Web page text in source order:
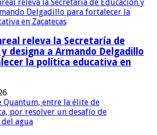
releva la Secretaría de
y designa a Armando Delgadillo
la política educativa en